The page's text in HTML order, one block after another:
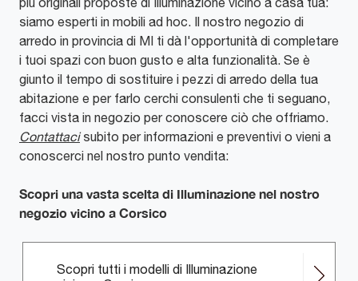
siamo esperti in mobili ad hoc. Il nostro negozio di
arredo in provincia di MI ti dà l'opportunità di completare
i tuoi spazi con buon gusto e alta funzionalità. Se è
giunto il tempo di sostituire i pezzi di arredo della tua
abitazione e per farlo cerchi consulenti che ti seguano,
facci vista in negozio per conoscere ciò che offriamo.
Contattacisubito per informazioni e preventivi o vieni a
conoscerci nel nostro punto vendita:
Scopri una vasta scelta di Illuminazione nel nostro
negozio vicino a Corsico
Scopri tutti i modelli di Illuminazione